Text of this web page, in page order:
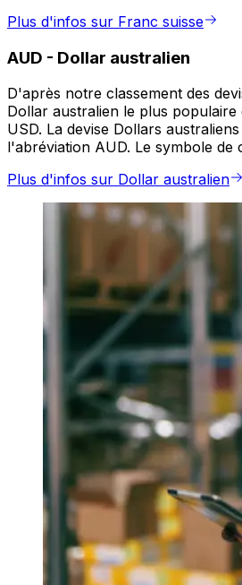
Plus d'infos sur Franc suisse
AUD - Dollar australien
D'après notre classement des
Dollar australien le plus
USD. La devise Dollars
l'abréviation AUD. Le symbole de
Plus d'infos sur Dollar australien